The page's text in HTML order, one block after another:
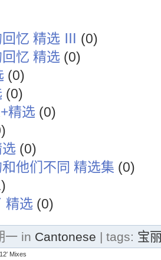
回忆 精选 Ⅲ (0)
忆 精选 (0)
(0)
(0)
精选 (0)
(0)
他们不同 精选集 (0)
精选 (0)
一 in Cantonese | tags: 宝
Mixes